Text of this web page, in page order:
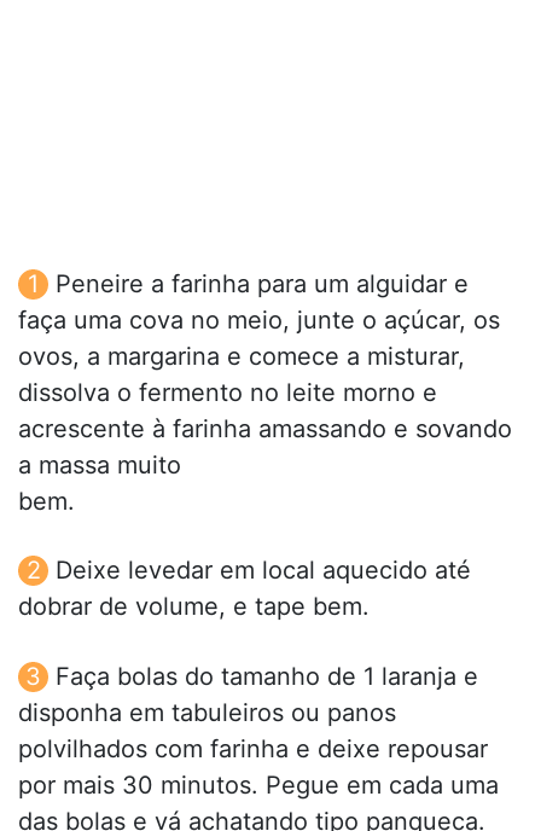
Peneire a farinha para um alguidar e
faça uma cova no meio, junte o açúcar, os
ovos, a margarina e comece a misturar,
dissolva o fermento no leite morno e
acrescente à farinha amassando e sovando
a massa muito
bem.
Deixe levedar em local aquecido até
dobrar de volume, e tape bem.
Faça bolas do tamanho de 1 laranja e
disponha em tabuleiros ou panos
polvilhados com farinha e deixe repousar
por mais 30 minutos. Pegue em cada uma
das bolas e vá achatando tipo panqueca.